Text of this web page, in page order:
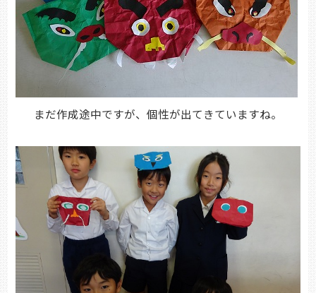
まだ作成途中ですが、個性が出てきていますね。